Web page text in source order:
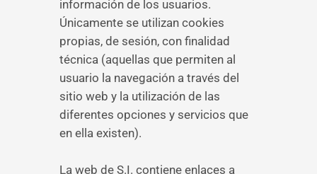
información de los usuarios.
Únicamente se utilizan cookies
propias, de sesión, con finalidad
técnica (aquellas que permiten al
usuario la navegación a través del
sitio web y la utilización de las
diferentes opciones y servicios que
en ella existen).
La web de S.I. contiene enlaces a